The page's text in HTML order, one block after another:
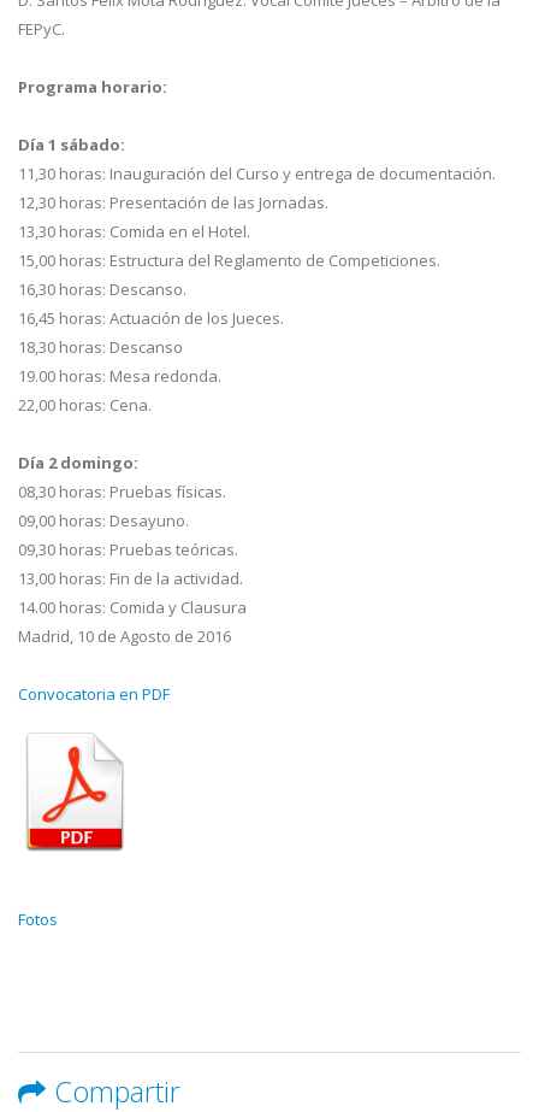
FEPyC.
Programa horario:
Día 1 sábado:
11,30 horas: Inauguración del Curso y entrega de documentación.
12,30 horas: Presentación de las Jornadas.
13,30 horas: Comida en el Hotel.
15,00 horas: Estructura del Reglamento de Competiciones.
16,30 horas: Descanso.
16,45 horas: Actuación de los Jueces.
18,30 horas: Descanso
19.00 horas: Mesa redonda.
22,00 horas: Cena.
Día 2 domingo:
08,30 horas: Pruebas físicas.
09,00 horas: Desayuno.
09,30 horas: Pruebas teóricas.
13,00 horas: Fin de la actividad.
14.00 horas: Comida y Clausura
Madrid, 10 de Agosto de 2016
Convocatoria en PDF
Fotos
Compartir